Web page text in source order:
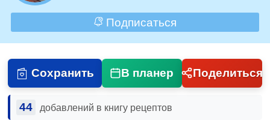
Подписаться
Сохранить В планер Поделиться
44 добавлений в книгу рецептов